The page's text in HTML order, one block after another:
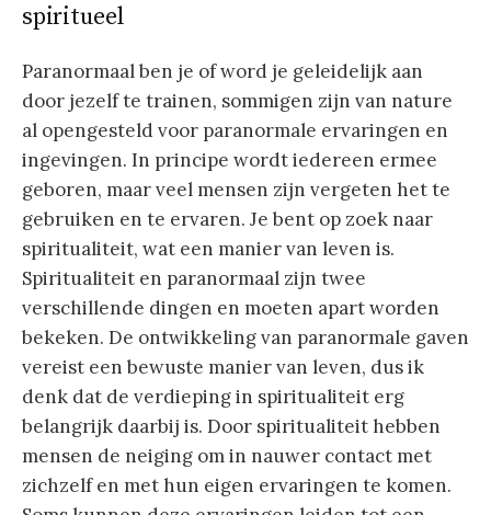
spiritueel
Paranormaal ben je of word je geleidelijk aan
door jezelf te trainen, sommigen zijn van nature
al opengesteld voor paranormale ervaringen en
ingevingen. In principe wordt iedereen ermee
geboren, maar veel mensen zijn vergeten het te
gebruiken en te ervaren. Je bent op zoek naar
spiritualiteit, wat een manier van leven is.
Spiritualiteit en paranormaal zijn twee
verschillende dingen en moeten apart worden
bekeken. De ontwikkeling van paranormale gaven
vereist een bewuste manier van leven, dus ik
denk dat de verdieping in spiritualiteit erg
belangrijk daarbij is. Door spiritualiteit hebben
mensen de neiging om in nauwer contact met
zichzelf en met hun eigen ervaringen te komen.